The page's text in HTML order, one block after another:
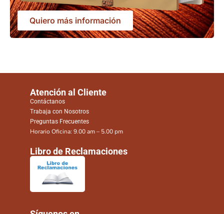
Quiero más información
Atención al Cliente
Contáctanos
Trabaja con Nosotros
Preguntas Frecuentes
Horario Oficina: 9.00 am – 5.00 pm
Libro de Reclamaciones